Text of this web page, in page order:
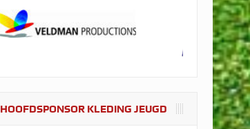
HOOFDSPONSOR KLEDING JEUGD